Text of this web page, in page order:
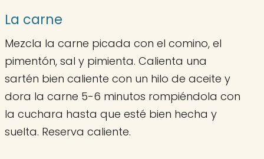
La carne
Mezcla la carne picada con el comino, el
pimentón, sal y pimienta. Calienta una
sartén bien caliente con un hilo de aceite y
dora la carne 5-6 minutos rompiéndola con
la cuchara hasta que esté bien hecha y
suelta. Reserva caliente.